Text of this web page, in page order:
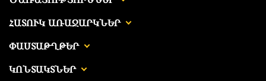
ՀԱՏՈՒԿ ԱՌԱՋԱՐԿՆԵՐ
ՓԱՍՏԱԹՂԹԵՐ
ԿՈՆՏԱԿՏՆԵՐ